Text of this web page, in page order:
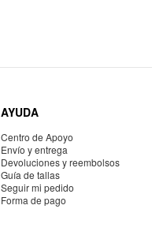
AYUDA
Centro de Apoyo
Envío y entrega
Devoluciones y reembolsos
Guía de tallas
Seguir mi pedido
Forma de pago